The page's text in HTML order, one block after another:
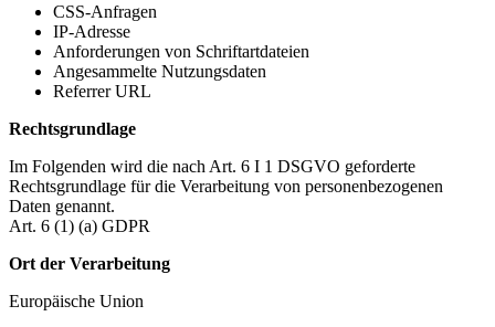
CSS-Anfragen
IP-Adresse
Anforderungen von Schriftartdateien
Angesammelte Nutzungsdaten
Referrer URL
Rechtsgrundlage
Im Folgenden wird die nach Art. 6 I 1 DSGVO geforderte
Rechtsgrundlage für die Verarbeitung von personenbezogenen
Daten genannt.
Art. 6 (1) (a) GDPR
Ort der Verarbeitung
Europäische Union